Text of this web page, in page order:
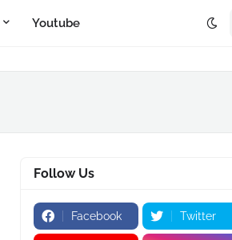
Youtube
Follow Us
Facebook Twitter